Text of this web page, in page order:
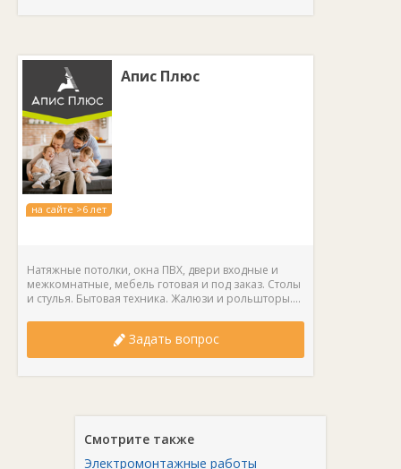
на сайте >6 лет
Апис Плюс
Натяжные потолки, окна ПВХ, двери входные и
межкомнатные, мебель готовая и под заказ. Столы
и стулья. Бытовая техника. Жалюзи и рольшторы....
Задать вопрос
Смотрите также
Электромонтажные работы